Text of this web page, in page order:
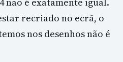
recriado no ecrã, o
nos desenhos não é